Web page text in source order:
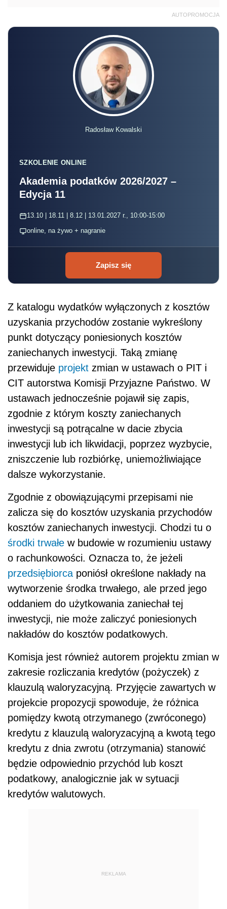
AUTOPROMOCJA
Radosław Kowalski
SZKOLENIE ONLINE
Akademia podatków 2026/2027 –
Edycja 11
13.10 | 18.11 | 8.12 | 13.01.2027 r., 10:00-15:00
online, na żywo + nagranie
Zapisz się
Z katalogu wydatków wyłączonych z kosztów
uzyskania przychodów zostanie wykreślony
punkt dotyczący poniesionych kosztów
zaniechanych inwestycji. Taką zmianę
przewiduje projekt zmian w ustawach o PIT i
CIT autorstwa Komisji Przyjazne Państwo. W
ustawach jednocześnie pojawił się zapis,
zgodnie z którym koszty zaniechanych
inwestycji są potrącalne w dacie zbycia
inwestycji lub ich likwidacji, poprzez wyzbycie,
zniszczenie lub rozbiórkę, uniemożliwiające
dalsze wykorzystanie.
Zgodnie z obowiązującymi przepisami nie
zalicza się do kosztów uzyskania przychodów
kosztów zaniechanych inwestycji. Chodzi tu o
środki trwałe w budowie w rozumieniu ustawy
o rachunkowości. Oznacza to, że jeżeli
przedsiębiorca poniósł określone nakłady na
wytworzenie środka trwałego, ale przed jego
oddaniem do użytkowania zaniechał tej
inwestycji, nie może zaliczyć poniesionych
nakładów do kosztów podatkowych.
Komisja jest również autorem projektu zmian w
zakresie rozliczania kredytów (pożyczek) z
klauzulą waloryzacyjną. Przyjęcie zawartych w
projekcie propozycji spowoduje, że różnica
pomiędzy kwotą otrzymanego (zwróconego)
kredytu z klauzulą waloryzacyjną a kwotą tego
kredytu z dnia zwrotu (otrzymania) stanowić
będzie odpowiednio przychód lub koszt
podatkowy, analogicznie jak w sytuacji
kredytów walutowych.
REKLAMA